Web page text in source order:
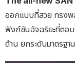
ออกแบบที่สวย ทรงพ
ฟังก์ชันอัจฉริยะที่ตอบ
ด้าน ยกระดับมาตรฐา